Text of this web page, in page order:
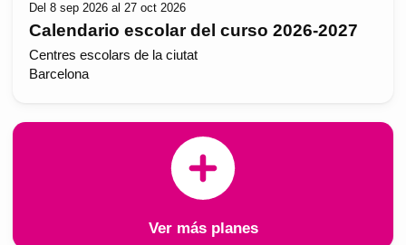
Del 8 sep 2026 al 27 oct 2026
Calendario escolar del curso 2026-2027
Centres escolars de la ciutat
Barcelona
Ver más planes